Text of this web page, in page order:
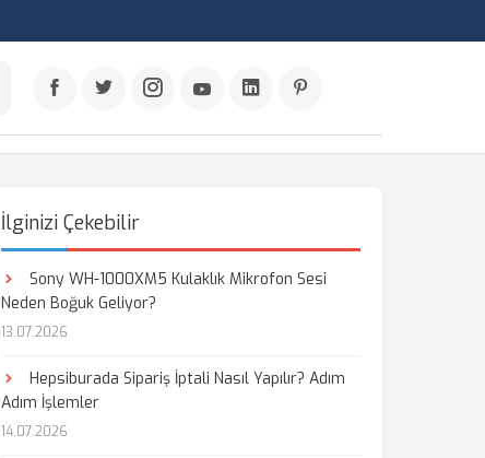
İlginizi Çekebilir
Sony WH-1000XM5 Kulaklık Mikrofon Sesi
Neden Boğuk Geliyor?
13.07.2026
Hepsiburada Sipariş İptali Nasıl Yapılır? Adım
Adım İşlemler
14.07.2026